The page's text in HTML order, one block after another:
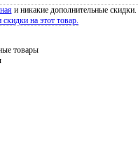
и никакие дополнительные скидки.
на этот товар.
товары